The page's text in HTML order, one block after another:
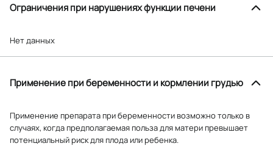
Ограничения при нарушениях функции печени
Нет данных
Применение при беременности и кормлении грудью
Применение препарата при беременности возможно только в
случаях, когда предполагаемая польза для матери превышает
потенциальный риск для плода или ребенка.